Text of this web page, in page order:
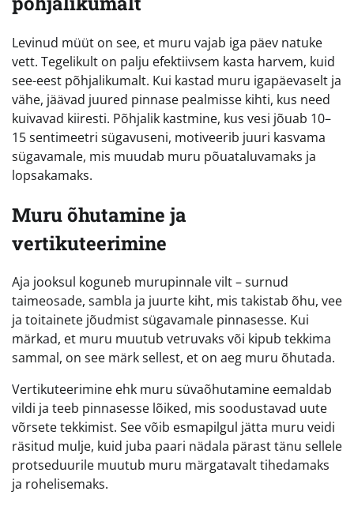
Levinud müüt on see, et muru vajab iga päev natuke
vett. Tegelikult on palju efektiivsem kasta harvem, kuid
see-eest põhjalikumalt. Kui kastad muru igapäevaselt ja
vähe, jäävad juured pinnase pealmisse kihti, kus need
kuivavad kiiresti. Põhjalik kastmine, kus vesi jõuab 10–
15 sentimeetri sügavuseni, motiveerib juuri kasvama
sügavamale, mis muudab muru põuataluvamaks ja
lopsakamaks.
Muru õhutamine ja
vertikuteerimine
Aja jooksul koguneb murupinnale vilt – surnud
taimeosade, sambla ja juurte kiht, mis takistab õhu, vee
ja toitainete jõudmist sügavamale pinnasesse. Kui
märkad, et muru muutub vetruvaks või kipub tekkima
sammal, on see märk sellest, et on aeg muru õhutada.
Vertikuteerimine ehk muru süvaõhutamine eemaldab
vildi ja teeb pinnasesse lõiked, mis soodustavad uute
võrsete tekkimist. See võib esmapilgul jätta muru veidi
räsitud mulje, kuid juba paari nädala pärast tänu sellele
protseduurile muutub muru märgatavalt tihedamaks
ja rohelisemaks.